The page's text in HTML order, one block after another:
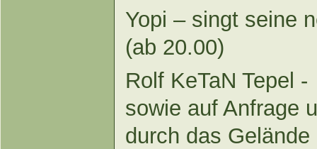
Yopi – singt seine
(ab 20.00)
Rolf KeTaN Tepel
sowie auf Anfrage
durch das